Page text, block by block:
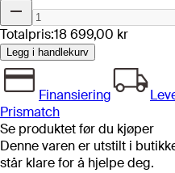
Totalpris:18 699,00 kr
Legg i handlekurv
Finansiering
Prismatch
Se produktet før du kjøper
Denne varen er utstilt i
står klare for å hjelpe deg.